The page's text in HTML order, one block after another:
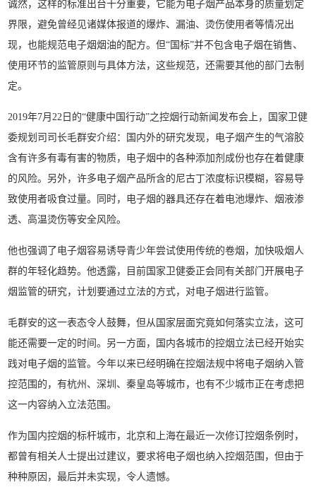
诚然，这样的标准出台十分重要，它能为电子烟产品本身的质量划定
界限，避免曾经见诸媒体报道的爆炸、漏油、烫伤使用者等情况出
现，也能规范电子烟烟油的配方。但“国标”并不包含电子烟在销售、
使用环节的监管原则与具体方法，这些规范，还需要其他的部门去制
定。
2019年7月22日的“健康中国行动”之控烟行动新闻发布会上，国家卫健
委规划司司长毛群安介绍：国内外的研究发现，电子烟产生的气溶胶
含有许多有毒有害的物质，电子烟中的各种添加剂成份也存在着健康
的风险。另外，许多电子烟产品所含的尼古丁浓度标识模糊，容易导
致使用者吸食过量。同时，电子烟的器具还存在着电池爆炸、烟液渗
透、高温烫伤等安全风险。
他也强调了电子烟容易诱导青少年尝试使用传统的卷烟，加快吸烟人
群的年轻化趋势。他透露，目前国家卫健委正会同有关部门开展电子
烟监管的研究，计划要通过立法的方式，对电子烟进行监管。
毛群安的这一表态令人鼓舞，但从国家层面究竟如何落实立法，这可
能还需要一定的时间。另一方面，国内各城市的控烟立法已经开始实
践对电子烟的监管。今年以来已经明确在控烟法规中将电子烟纳入管
控范围的，有杭州、深圳、秦皇岛等城市，也有不少城市正在考虑把
这一内容纳入立法范围。
作为国内控烟的标杆城市，北京和上海在最近一次修订控烟条例时，
都曾有相关人士提出过建议，要求将电子烟也纳入控烟范围，但由于
种种原因，最后并未实现，令人遗憾。